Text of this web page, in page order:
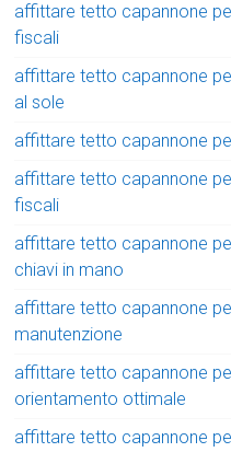
affittare tetto capannone
fiscali
affittare tetto capannone
al sole
affittare tetto capannone
affittare tetto capannone
fiscali
affittare tetto capannone
chiavi in mano
affittare tetto capannone
manutenzione
affittare tetto capannone
orientamento ottimale
affittare tetto capannone